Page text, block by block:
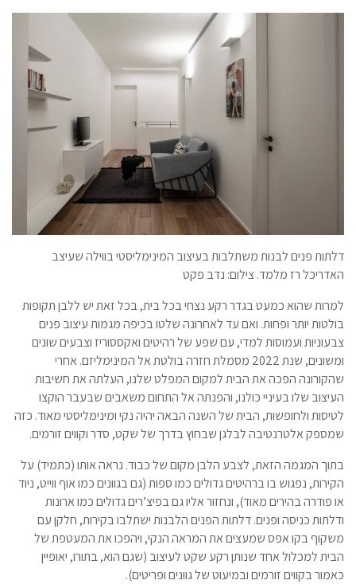
דלתות פנים לבנות משתלבות בעיצוב המינימליסטי בווילה שעיצב
האדריכל רז מלמד. צילום: נדב פקט
למרות שהוא כמעט בגדר רקע נצחי בכל בית, בכל זאת יש ללבן תקופות
בולטות יותר ופחות. ואם עד לאחרונה שלטו בכיפה מגמות עיצוב פנים
צבעוניות ועמוסות למדי, עם שפע של רהיטים ואקססוריז וצבעים שונים
ומשונים, שנת 2022 מסמלת חזרה בולטת אל המינימליזם. אחרי
שהקורונה הפכה את הבית למקום המפלט שלנו, העלתה את חשיבות
העיצוב שלו בעיניי כולנו, והפנתה אל התחום משאבים שבעבר הוקצו
לטיסות ולחופשות, הבית של השנה הבאה יהיה נקי ומינימליסטי מאוד. כזה
שמספק אלטרנטיבה לבלגן שבחוץ בדרך של שקט, סדר וקווים זורמים.
בתוך המגמה הזאת, לצבע הלבן מקום של כבוד. נראה אותו (כתמיד) על
הקירות, נפגוש בו ברהיטים גדולים כמו ספות (גם בגוונים כמו אוף ווייט, ניוד
או פודרה בהירים מאוד), ונחזור אליו גם בפיצ’רים גדולים כמו ארונות
ודלתות כניסה ופנים. דלתות הפנים הלבנות ישתלבו בקירות, חלקן עם
משקוף בקו אפס שמעצים את המראה הנקי, ויהפכו את המעטפת של
הבית למכלול אחד שנותן רקע שקט לעיצוב (שגם הוא, בתורו, יאופיין
כאמור בקווים זורמים ובמיעוט של גוונים ופריטים).